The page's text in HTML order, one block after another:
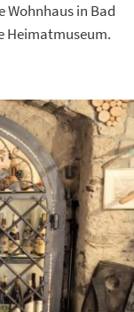
Wohnhaus in Bad
Heimatmuseum.